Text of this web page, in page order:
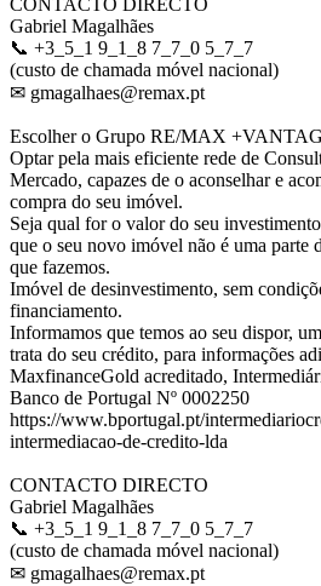
CONTACTO DIRECTO
Gabriel Magalhães
📞 +3_5_1 9_1_8 7_7_0 5_7_7
(custo de chamada móvel nacional)
✉ gmagalhaes@remax.pt
Escolher o Grupo RE/MAX
Optar pela mais eficiente rede de
Mercado, capazes de o aconselhar e
compra do seu imóvel.
Seja qual for o valor do seu
que o seu novo imóvel não é uma parte
que fazemos.
Imóvel de desinvestimento, sem
financiamento.
Informamos que temos ao seu dispor,
trata do seu crédito, para informações
MaxfinanceGold acreditado,
Banco de Portugal Nº 0002250
https://www.bportugal.pt/
intermediacao-de-credito-lda
CONTACTO DIRECTO
Gabriel Magalhães
📞 +3_5_1 9_1_8 7_7_0 5_7_7
(custo de chamada móvel nacional)
✉ gmagalhaes@remax.pt